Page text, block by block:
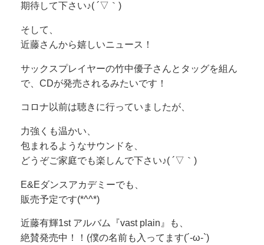
期待して下さい♪( ´▽｀)
そして、
近藤さんから嬉しいニュース！
サックスプレイヤーの竹中優子さんとタッグを組ん
で、CDが発売されるみたいです！
コロナ以前は聴きに行っていましたが、
力強くも温かい、
包まれるようなサウンドを、
どうぞご家庭でも楽しんで下さい♪( ´▽｀)
E&Eダンスアカデミーでも、
販売予定です(*^^*)
近藤有輝1st アルバム『vast plain』も、
絶賛発売中！！(僕の名前も入ってます(´-ω-`)